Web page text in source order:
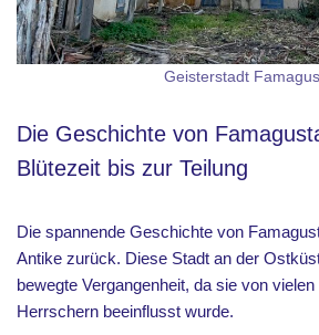
Geisterstadt
Die Geschichte von
Blütezeit bis zur Teilung
Die spannende Geschichte von
Antike zurück. Diese Stadt an der
bewegte Vergangenheit, da sie von
Herrschern beeinflusst wurde.